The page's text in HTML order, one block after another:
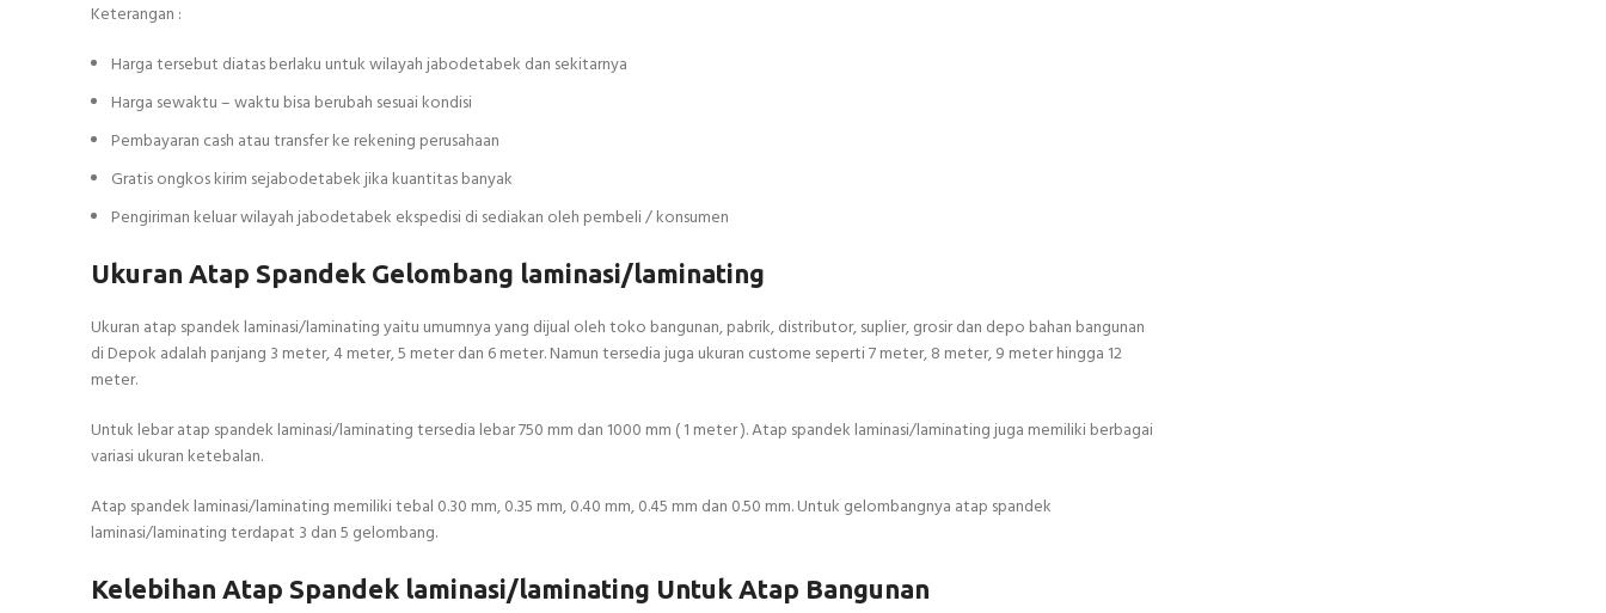
Keterangan :
Harga tersebut diatas berlaku untuk wilayah jabodetabek dan sekitarnya
Harga sewaktu – waktu bisa berubah sesuai kondisi
Pembayaran cash atau transfer ke rekening perusahaan
Gratis ongkos kirim sejabodetabek jika kuantitas banyak
Pengiriman keluar wilayah jabodetabek ekspedisi di sediakan oleh pembeli / konsumen
Ukuran Atap Spandek Gelombang laminasi/laminating
Ukuran atap spandek laminasi/laminating yaitu umumnya yang dijual oleh toko bangunan, pabrik, distributor, suplier, grosir dan depo bahan bangunan
di Depok adalah panjang 3 meter, 4 meter, 5 meter dan 6 meter. Namun tersedia juga ukuran custome seperti 7 meter, 8 meter, 9 meter hingga 12
meter.
Untuk lebar atap spandek laminasi/laminating tersedia lebar 750 mm dan 1000 mm ( 1 meter ). Atap spandek laminasi/laminating juga memiliki berbagai
variasi ukuran ketebalan.
Atap spandek laminasi/laminating memiliki tebal 0.30 mm, 0.35 mm, 0.40 mm, 0.45 mm dan 0.50 mm. Untuk gelombangnya atap spandek
laminasi/laminating terdapat 3 dan 5 gelombang.
Kelebihan Atap Spandek laminasi/laminating Untuk Atap Bangunan